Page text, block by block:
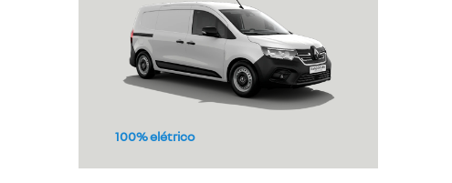
100% elétrico